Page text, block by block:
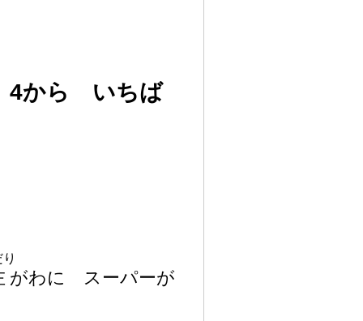
4から いちば
がわに スーパーが